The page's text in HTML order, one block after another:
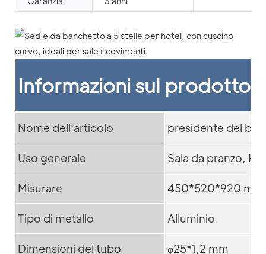
Informazioni sul prodotto
Nome dell'articolo presidente del
Uso generale Sala da pranzo,
Misurare 450*520*920 mm
Tipo di metallo Alluminio
Dimensioni del tubo φ25*1,2 mm